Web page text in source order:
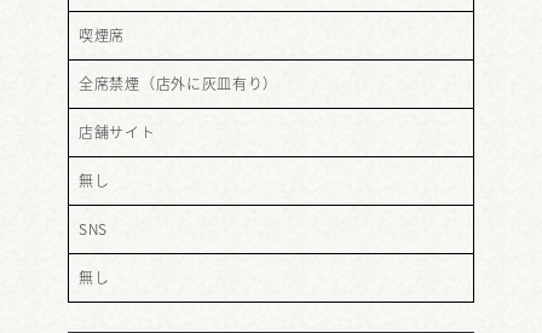
喫煙席
全席禁煙（店外に灰皿有り）
店舗サイト
無し
SNS
無し